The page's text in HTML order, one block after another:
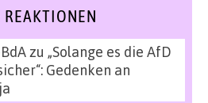
REAKTIONEN
zu „Solange es die AfD
Gedenken an